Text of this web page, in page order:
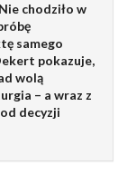
chodziło w
samego
pokazuje,
wolą
– a wraz z
decyzji